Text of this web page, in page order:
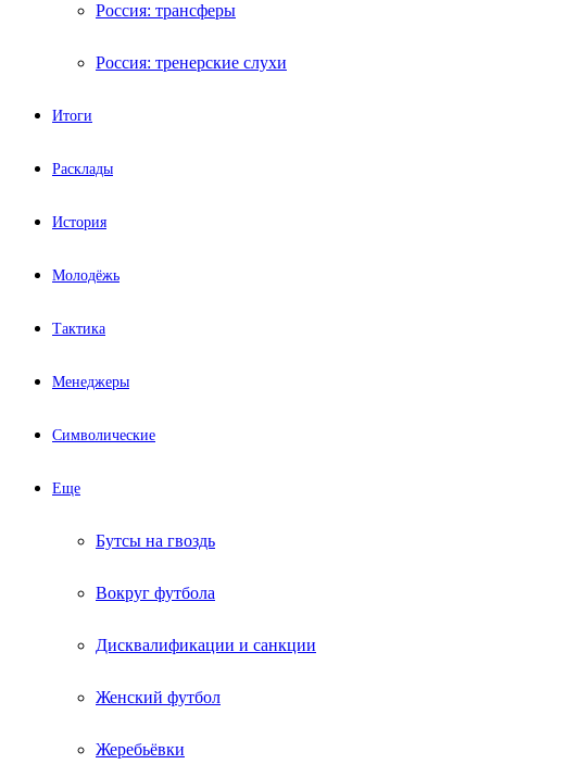
Россия: трансферы
Россия: тренерские слухи
Итоги
Расклады
История
Молодёжь
Тактика
Менеджеры
Символические
Еще
Бутсы на гвоздь
Вокруг футбола
Дисквалификации и санкции
Женский футбол
Жеребьёвки